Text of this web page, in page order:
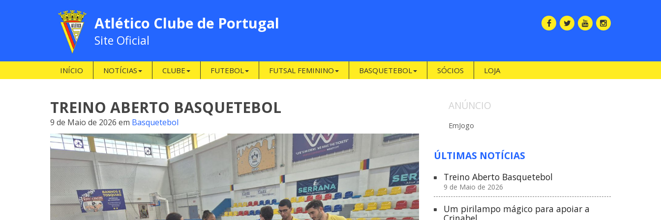
Atlético Clube de Portugal
Site Oficial
INÍCIO NOTÍCIAS CLUBE FUTEBOL FUTSAL FEMININO BASQUETEBOL SÓCIOS LOJA
TREINO ABERTO BASQUETEBOL
9 de Maio de 2026 em Basquetebol
ANÚNCIO
EmJogo
ÚLTIMAS NOTÍCIAS
Treino Aberto Basquetebol
9 de Maio de 2026
Um pirilampo mágico para apoiar a